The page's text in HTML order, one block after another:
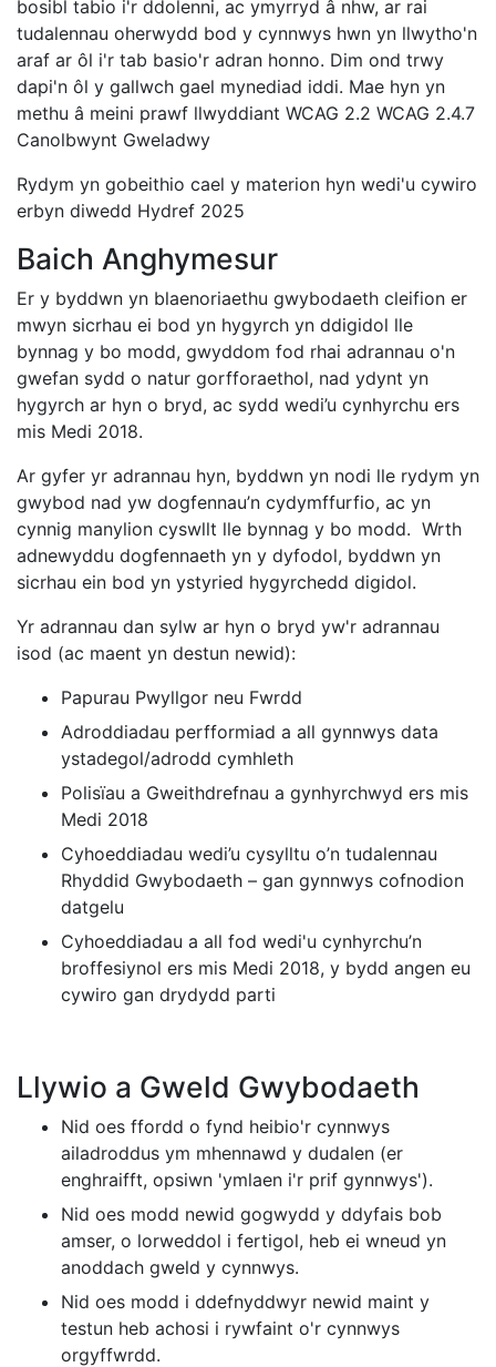
bosibl tabio i'r ddolenni, ac ymyrryd â nhw, ar rai
tudalennau oherwydd bod y cynnwys hwn yn llwytho'n
araf ar ôl i'r tab basio'r adran honno. Dim ond trwy
dapi'n ôl y gallwch gael mynediad iddi. Mae hyn yn
methu â meini prawf llwyddiant WCAG 2.2 WCAG 2.4.7
Canolbwynt Gweladwy
Rydym yn gobeithio cael y materion hyn wedi'u cywiro
erbyn diwedd Hydref 2025
Baich Anghymesur
Er y byddwn yn blaenoriaethu gwybodaeth cleifion er
mwyn sicrhau ei bod yn hygyrch yn ddigidol lle
bynnag y bo modd, gwyddom fod rhai adrannau o'n
gwefan sydd o natur gorfforaethol, nad ydynt yn
hygyrch ar hyn o bryd, ac sydd wedi’u cynhyrchu ers
mis Medi 2018.
Ar gyfer yr adrannau hyn, byddwn yn nodi lle rydym yn
gwybod nad yw dogfennau’n cydymffurfio, ac yn
cynnig manylion cyswllt lle bynnag y bo modd. Wrth
adnewyddu dogfennaeth yn y dyfodol, byddwn yn
sicrhau ein bod yn ystyried hygyrchedd digidol.
Yr adrannau dan sylw ar hyn o bryd yw'r adrannau
isod (ac maent yn destun newid):
Papurau Pwyllgor neu Fwrdd
Adroddiadau perfformiad a all gynnwys data
ystadegol/adrodd cymhleth
Polisïau a Gweithdrefnau a gynhyrchwyd ers mis
Medi 2018
Cyhoeddiadau wedi’u cysylltu o’n tudalennau
Rhyddid Gwybodaeth – gan gynnwys cofnodion
datgelu
Cyhoeddiadau a all fod wedi'u cynhyrchu’n
broffesiynol ers mis Medi 2018, y bydd angen eu
cywiro gan drydydd parti
Llywio a Gweld Gwybodaeth
Nid oes ffordd o fynd heibio'r cynnwys
ailadroddus ym mhennawd y dudalen (er
enghraifft, opsiwn 'ymlaen i'r prif gynnwys').
Nid oes modd newid gogwydd y ddyfais bob
amser, o lorweddol i fertigol, heb ei wneud yn
anoddach gweld y cynnwys.
Nid oes modd i ddefnyddwyr newid maint y
testun heb achosi i rywfaint o'r cynnwys
orgyffwrdd.